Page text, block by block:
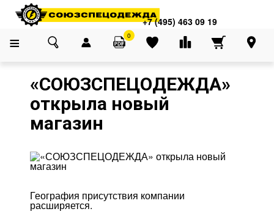
Адреса магазинов
+7 (495) 463 09 19
+7 (495) 463 09 19
0
Главная О компании Сообщество «СОЮЗСПЕЦОДЕЖДА» открыла
«СОЮЗСПЕЦОДЕЖДА»
открыла новый
магазин
География присутствия компании
расширяется.